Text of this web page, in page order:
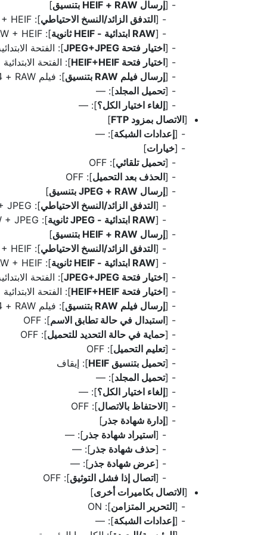
[إرسال RAW‏ + HEIF بتنسيق
]
[التدفق الزائد/النسخ الاحتياطي]: RAW + HEIF
[RAW ابتدائية - HEIF ثانوية
]: RAW + HEIF
[اختيار فتحة JPEG+JPEG
]: الفتحة
[اختيار فتحة HEIF+HEIF
]: الفتحة الابتدائية
[إرسال فيلم RAW‏ بتنسيق
]: فيلم RAW‏ + MP4
[تحميل المجلد]: —
[إلغاء اختيار الكل؟]: —
[الاتصال بمزود FTP
]
[إعدادات الشبكة]: —
[خيارات]
[تحميل تلقائي]: OFF
[الحذف بعد التحميل]: OFF
[إرسال RAW‏ + JPEG بتنسيق
]
[التدفق الزائد/النسخ الاحتياطي]: RAW + JPEG
[RAW ابتدائية - JPEG ثانوية
]: RAW + JPEG
[إرسال RAW‏ + HEIF بتنسيق
]
[التدفق الزائد/النسخ الاحتياطي]: RAW + HEIF
[RAW ابتدائية - HEIF ثانوية
]: RAW + HEIF
[اختيار فتحة JPEG+JPEG
]: الفتحة
[اختيار فتحة HEIF+HEIF
]: الفتحة الابتدائية
[إرسال فيلم RAW‏ بتنسيق
]: فيلم RAW‏ + MP4
[استبدال في حالة تطابق الاسم]: OFF
[حماية في حالة التحديد للتحميل]: OFF
[تعليم التحميل]: OFF
[تحميل بتنسيق HEIF
]: إيقاف
[تحميل المجلد]: —
[إلغاء اختيار الكل؟]: —
[الاحتفاظ بالاتصال]: OFF
[إدارة شهادة جذر ]
[استيراد شهادة جذر ]: —
[حذف شهادة جذر ]: —
[عرض شهادة جذر ]: —
[اتصال إذا فشل التوثيق]: OFF
[الاتصال بكاميرات أخرى]
[التحرير المتزامن]: ON
[إعدادات الشبكة]: —